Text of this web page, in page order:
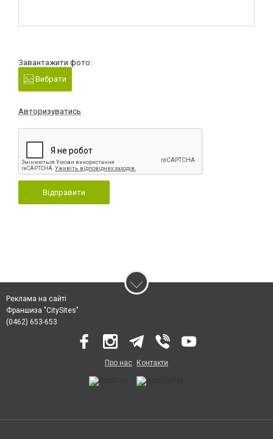
Завантажити фото:
Вибрати
Авторизуватись
Відправити
Реклама на сайті
Франшиза "CitySites"
(0462) 653-653
Про нас Контакти